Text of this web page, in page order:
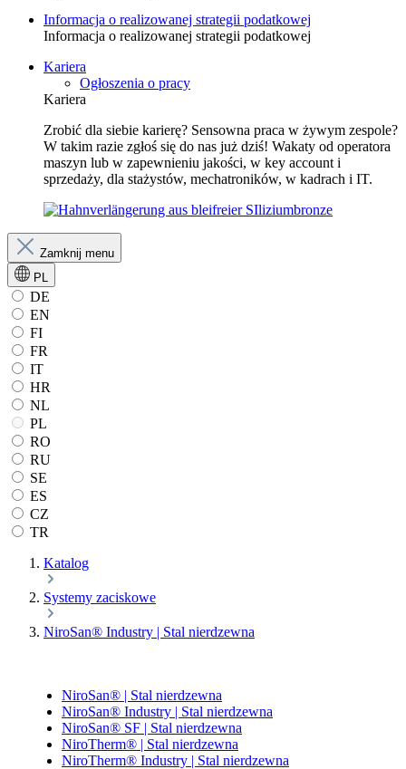
Informacja o realizowanej strategii podatkowej
Informacja o realizowanej strategii podatkowej
Kariera
Ogłoszenia o pracy
Kariera
Zrobić dla siebie karierę? Sensowna praca w żywym zespole?
W takim razie zgłoś się do nas już dziś! Wakaty od operatora
maszyn lub w zapewnieniu jakości, w key account i
sprzedaży, dla stażystów, mechatroników, w kadrach i IT.
Zamknij menu
PL
DE
EN
FI
FR
IT
HR
NL
PL
RO
RU
SE
ES
CZ
TR
Katalog
Systemy zaciskowe
NiroSan® Industry | Stal nierdzewna
NiroSan® | Stal nierdzewna
NiroSan® Industry | Stal nierdzewna
NiroSan® SF | Stal nierdzewna
NiroTherm® | Stal nierdzewna
NiroTherm® Industry | Stal nierdzewna